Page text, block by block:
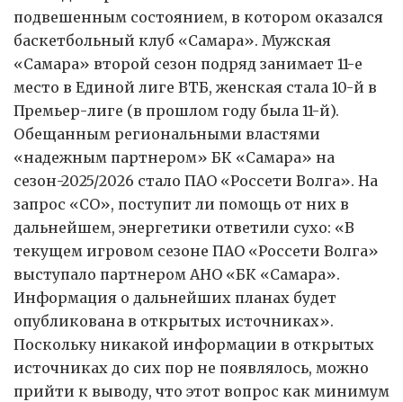
подвешенным состоянием, в котором оказался
баскетбольный клуб «Самара». Мужская
«Самара» второй сезон подряд занимает 11-е
место в Единой лиге ВТБ, женская стала 10-й в
Премьер-лиге (в прошлом году была 11-й).
Обещанным региональными властями
«надежным партнером» БК «Самара» на
сезон-2025/2026 стало ПАО «Россети Волга». На
запрос «СО», поступит ли помощь от них в
дальнейшем, энергетики ответили сухо: «В
текущем игровом сезоне ПАО «Россети Волга»
выступало партнером АНО «БК «Самара».
Информация о дальнейших планах будет
опубликована в открытых источниках».
Поскольку никакой информации в открытых
источниках до сих пор не появлялось, можно
прийти к выводу, что этот вопрос как минимум